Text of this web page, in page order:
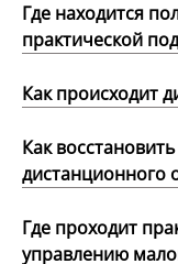
Где находится
практической
Как происходит
Как
дистанционного
Где проходит
управлению